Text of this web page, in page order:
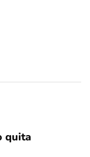
quita